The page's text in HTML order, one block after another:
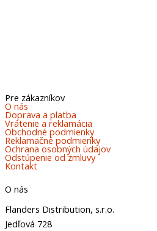
Pre zákazníkov
O nás
Doprava a platba
Vrátenie a reklamácia
Obchodné podmienky
Reklamačné podmienky
Ochrana osobných údajov
Odstúpenie od zmluvy
Kontakt
O nás
Flanders Distribution, s.r.o.
Jedľová 728